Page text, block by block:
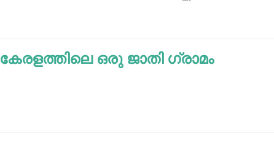
കേരളത്തിലെ ഒരു ജാതി ഗ്രാമം